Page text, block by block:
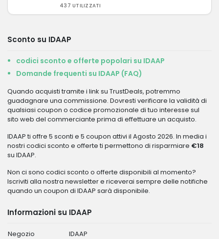
437 UTILIZZATI
Sconto su IDAAP
codici sconto e offerte popolari su IDAAP
Domande frequenti su IDAAP (FAQ)
Quando acquisti tramite i link su TrustDeals, potremmo
guadagnare una commissione. Dovresti verificare la validità di
qualsiasi coupon o codice promozionale di tuo interesse sul
sito web del commerciante prima di effettuare un acquisto.
IDAAP ti offre 5 sconti e 5 coupon attivi il Agosto 2026. In media i
nostri codici sconto e offerte ti permettono di risparmiare €18
su IDAAP.
Non ci sono codici sconto o offerte disponibili al momento?
Iscriviti alla nostra newsletter e riceverai sempre delle notifiche
quando un coupon di IDAAP sarà disponibile.
Informazioni su IDAAP
Negozio
IDAAP